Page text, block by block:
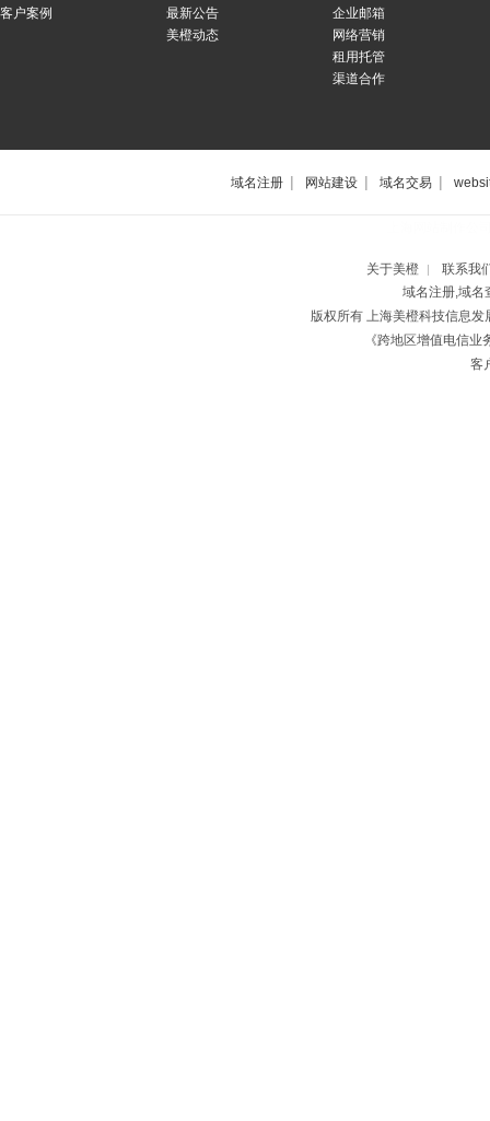
客户案例
最新公告
美橙动态
企业邮箱
网络营销
租用托管
渠道合作
域名注册 | 网站建设 | 域名交易 |
关于美橙 |
联系我
域名注册,域名
版权所有 上海美橙科技信息
《跨地区增值电信
客